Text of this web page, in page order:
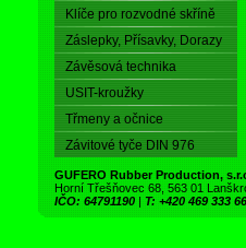
Klíče pro rozvodné skříně
Záslepky, Přísavky, Dorazy
Závěsová technika
USIT-kroužky
Třmeny a očnice
Závitové tyče DIN 976
GUFERO Rubber Production,
Horní Třešňovec 68, 563 01
IČO: 64791190 | T: +420 469 333